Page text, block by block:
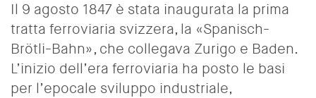
Il 9 agosto 1847 è stata inaugurata la prima
tratta ferroviaria svizzera, la «Spanisch-
Brötli-Bahn», che collegava Zurigo e Baden.
L’inizio dell’era ferroviaria ha posto le basi
per l’epocale sviluppo industriale,